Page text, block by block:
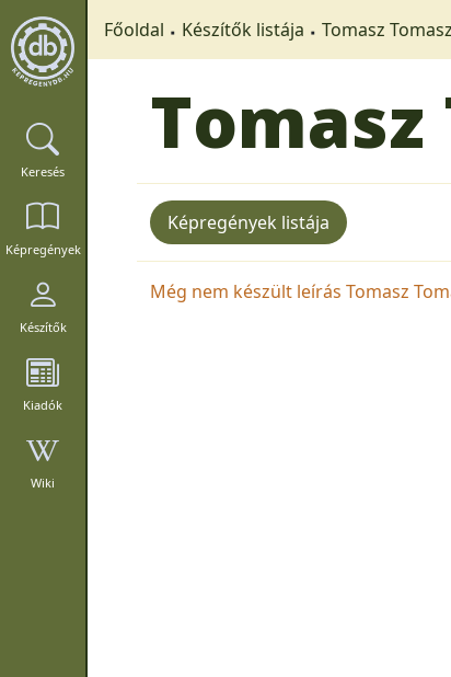
Keresés
Képregények
Készítők
Kiadók
Wiki
Főoldal Készítők listája Tomasz
Képregények listája
Még nem készült leírás Tomasz